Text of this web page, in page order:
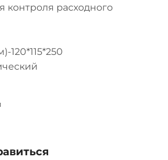
контроля расходного